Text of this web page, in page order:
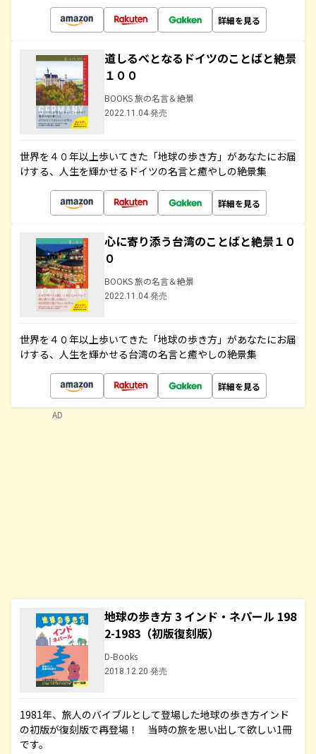
詳細を見る
道しるべとなるドイツのことばと絶景
１００
BOOKS 旅の名言＆絶景
2022.11.04 発売
世界を４０年以上歩いてきた「地球の歩き方」があなたにお届
けする、人生を輝かせるドイツの名言と癒やしの絶景集
詳細を見る
心に寄り添う台湾のことばと絶景１０
０
BOOKS 旅の名言＆絶景
2022.11.04 発売
世界を４０年以上歩いてきた「地球の歩き方」があなたにお届
けする、人生を輝かせる台湾の名言と癒やしの絶景集
詳細を見る
地球の歩き方 3 インド・ネパール 198
2-1983（初版復刻版）
D-Books
2018.12.20 発売
1981年、旅人のバイブルとして登場した地球の歩き方インド
の初版が復刻版で再登場！ 当時の旅を思い出して欲しい1冊
です。
AD